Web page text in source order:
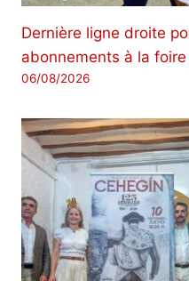
Dernière ligne droite
abonnements à la
06/08/2026